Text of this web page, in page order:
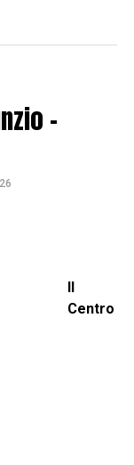
–
Centro